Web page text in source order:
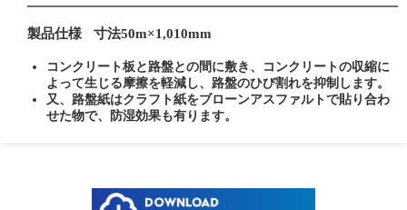
製品仕様 寸法50m×1,010mm
コンクリート板と路盤との間に敷き、コンクリートの収縮に
よって生じる摩擦を軽減し、路盤のひび割れを抑制します。
又、路盤紙はクラフト紙をブローンアスファルトで貼り合わ
せた物で、防湿効果も有ります。